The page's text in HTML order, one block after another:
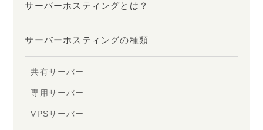
サーバーホスティングとは？
サーバーホスティングの種類
共有サーバー
専用サーバー
VPSサーバー